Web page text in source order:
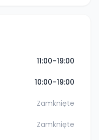
11:00–19:00
10:00–19:00
Zamknięte
Zamknięte